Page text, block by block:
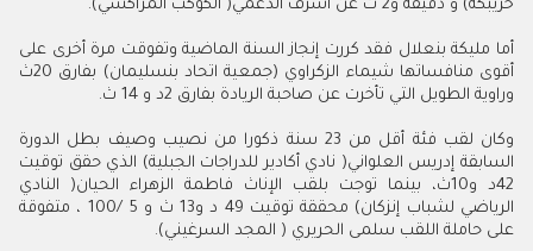
خريبكة) و دقيقة و2 ث عن أشرف الدغمي( الكوكب المراكشي).
أما مليكة بنعلال فقد كررت إنجاز السنة الماضية وتفوقت مرة أخرى على
أقوى منافساتها شيماء الزكراوي (جمعية اتحاد بنسليمان) بفارق 20ث
وراوية الطويل التي تأخرت عن صاحبة الريادة بفارق 2د و 14 ث.
وكان لقب فئة أقل من 23 سنة ذكورا من نصيب وصيف بطل الدورة
السابقة إدريس العلواني( نادي أكادير للدراجات الجبلية) الذي حقق توقيت
42د و10ث، بينما توجت بلقب الإناث فاطمة الزهراء الحيان( النادي
الرياضي لشباب إنزكان) محققة توقيت 49 د و13 ث و 5 /100 ، متفوقة
على حاملة اللقب سلمى الحريري ( المجد السرغيني).